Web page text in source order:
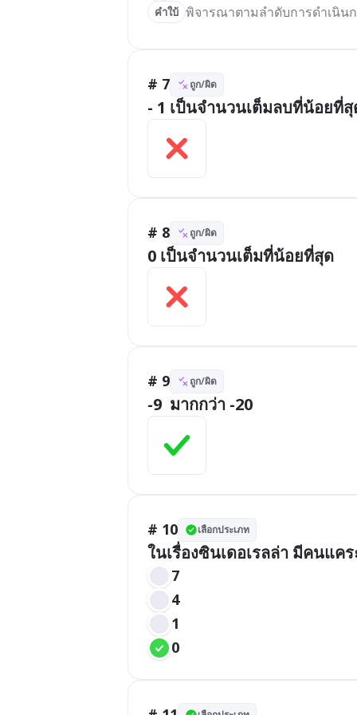
คำใบ้ พิจารณาตามลำดับการดำเนิน
# 7 ถูก/ผิด
- 1 เป็นจำนวนเต็มลบที่น้อยที่
# 8 ถูก/ผิด
0 เป็นจำนวนเต็มที่น้อยที่สุด
# 9 ถูก/ผิด
-9  มากกว่า -20
# 10 เลือกประเภท
ในเรื่องซินเดอเรลล่า มีคนแค
7
4
1
0